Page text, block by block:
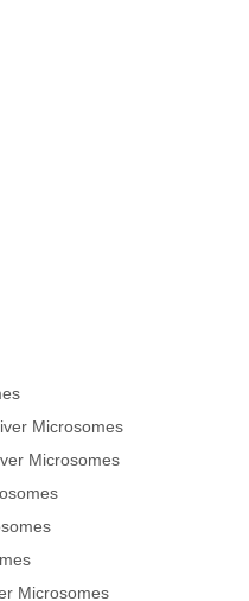
Microsomes
Microsomes
Microsomes